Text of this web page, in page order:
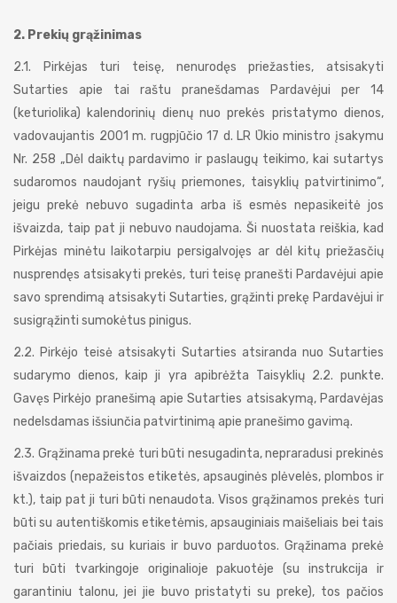
2. Prekių grąžinimas
2.1. Pirkėjas turi teisę, nenurodęs priežasties, atsisakyti
Sutarties apie tai raštu pranešdamas Pardavėjui per 14
(keturiolika) kalendorinių dienų nuo prekės pristatymo dienos,
vadovaujantis 2001 m. rugpjūčio 17 d. LR Ūkio ministro įsakymu
Nr. 258 „Dėl daiktų pardavimo ir paslaugų teikimo, kai sutartys
sudaromos naudojant ryšių priemones, taisyklių patvirtinimo“,
jeigu prekė nebuvo sugadinta arba iš esmės nepasikeitė jos
išvaizda, taip pat ji nebuvo naudojama. Ši nuostata reiškia, kad
Pirkėjas minėtu laikotarpiu persigalvojęs ar dėl kitų priežasčių
nusprendęs atsisakyti prekės, turi teisę pranešti Pardavėjui apie
savo sprendimą atsisakyti Sutarties, grąžinti prekę Pardavėjui ir
susigrąžinti sumokėtus pinigus.
2.2. Pirkėjo teisė atsisakyti Sutarties atsiranda nuo Sutarties
sudarymo dienos, kaip ji yra apibrėžta Taisyklių 2.2. punkte.
Gavęs Pirkėjo pranešimą apie Sutarties atsisakymą, Pardavėjas
nedelsdamas išsiunčia patvirtinimą apie pranešimo gavimą.
2.3. Grąžinama prekė turi būti nesugadinta, nepraradusi prekinės
išvaizdos (nepažeistos etiketės, apsauginės plėvelės, plombos ir
kt.), taip pat ji turi būti nenaudota. Visos grąžinamos prekės turi
būti su autentiškomis etiketėmis, apsauginiais maišeliais bei tais
pačiais priedais, su kuriais ir buvo parduotos. Grąžinama prekė
turi būti tvarkingoje originalioje pakuotėje (su instrukcija ir
garantiniu talonu, jei jie buvo pristatyti su preke), tos pačios